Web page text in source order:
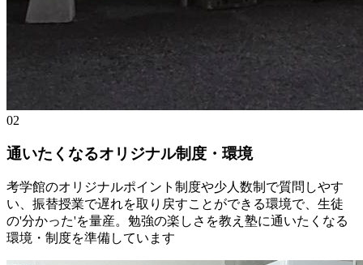
02
通いたくなるオリジナル制度・環境
考学館のオリジナルポイント制度や少人数制で質問しやす
い、振替授業で遅れを取り戻すことができる環境で、生徒
の'分かった'を量産。勉強の楽しさを教え塾に通いたくなる
環境・制度を準備しています